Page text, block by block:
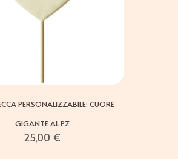
PERSONALIZZABILE: CUORE
GIGANTE AL PZ
25,00 €